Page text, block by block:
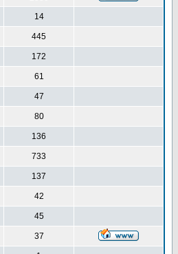
14
445
172
61
47
80
136
733
137
42
45
37